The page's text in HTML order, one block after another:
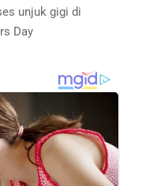
unjuk gigi di
Day